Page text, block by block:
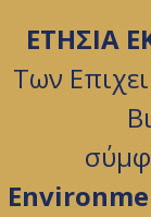
ΕΤΗΣΙΑ
Των